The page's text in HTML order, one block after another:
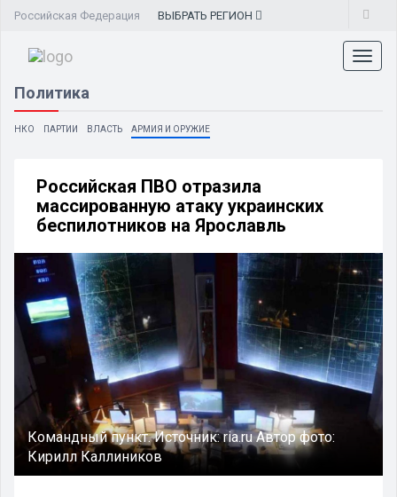
Российская Федерация ВЫБРАТЬ РЕГИОН
Политика
НКО ПАРТИИ ВЛАСТЬ АРМИЯ И ОРУЖИЕ
Российская ПВО отразила
массированную атаку украинских
беспилотников на Ярославль
Командный пункт.Источник:ria.ruАвтор фото:
Кирилл Каллиников